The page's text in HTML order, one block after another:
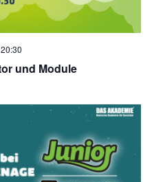
20:30
und Module